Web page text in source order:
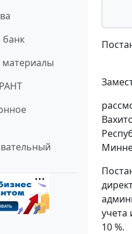
учета
10 %.